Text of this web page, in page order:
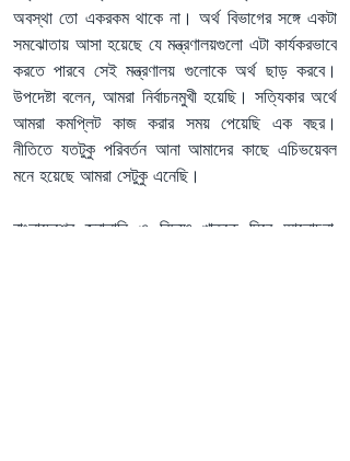
অবস্থা তো একরকম থাকে না। অর্থ বিভাগের সঙ্গে একটা
সমঝোতায় আসা হয়েছে যে মন্ত্রণালয়গুলো এটা কার্যকরভাবে
করতে পারবে সেই মন্ত্রণালয় গুলোকে অর্থ ছাড় করবে।
উপদেষ্টা বলেন, আমরা নির্বাচনমুখী হয়েছি। সত্যিকার অর্থে
আমরা কমপ্লিট কাজ করার সময় পেয়েছি এক বছর।
নীতিতে যতটুকু পরিবর্তন আনা আমাদের কাছে এচিভয়েবল
মনে হয়েছে আমরা সেটুকু এনেছি।
বাংলাদেশের জ্বালানি ও বিদ্যুৎ খাতকে ঘিরে আলোচনা-